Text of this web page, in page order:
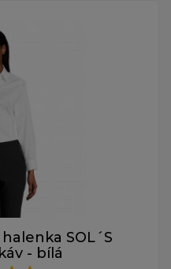
SOL´S
- bílá